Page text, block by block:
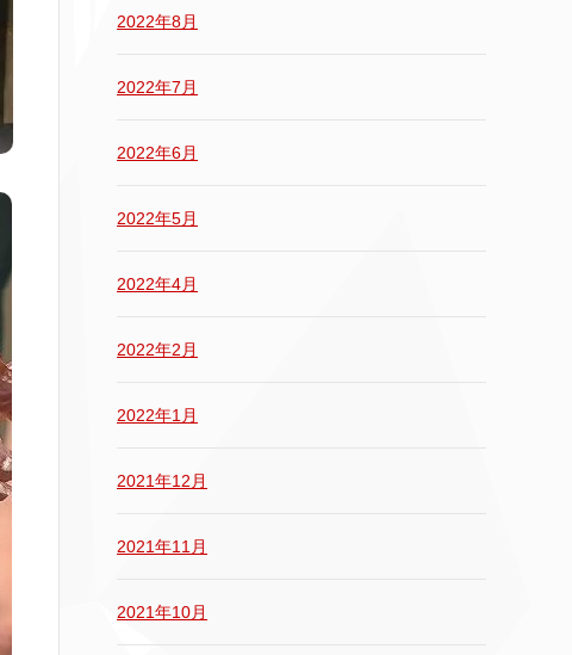
2022年8月
2022年7月
2022年6月
2022年5月
2022年4月
2022年2月
2022年1月
2021年12月
2021年11月
2021年10月